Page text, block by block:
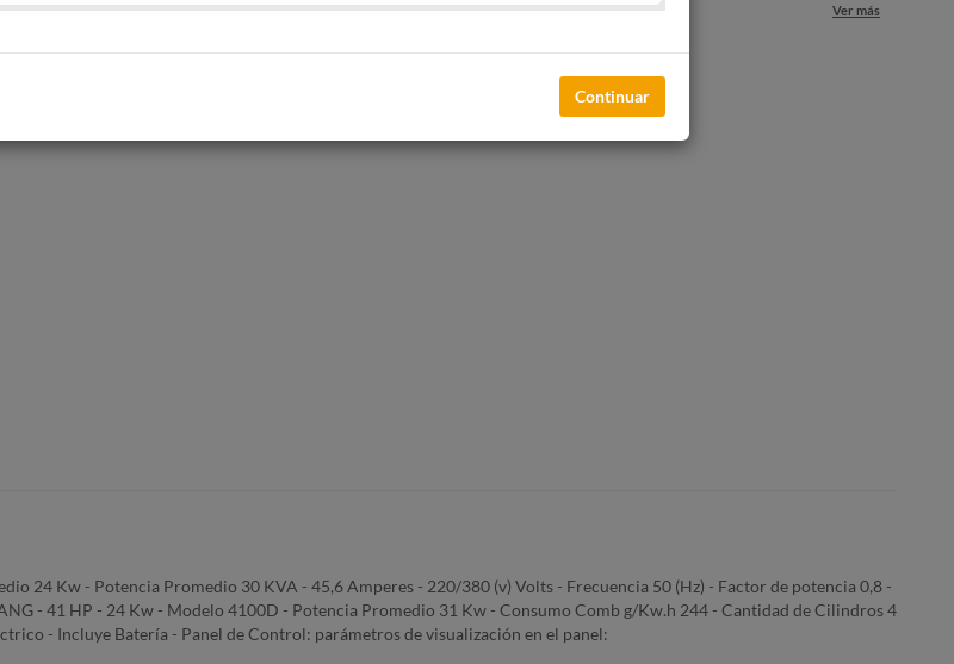
Ver más
24 Kw - Potencia Promedio 30 KVA - 45,6 Amperes - 220/380 (v) Volts - Frecuencia 50 (Hz) - Factor de potencia 0,8 -
- 41 HP - 24 Kw - Modelo 4100D - Potencia Promedio 31 Kw - Consumo Comb g/Kw.h 244 - Cantidad de Cilindros 4
- Incluye Batería - Panel de Control: parámetros de visualización en el panel:
Continuar